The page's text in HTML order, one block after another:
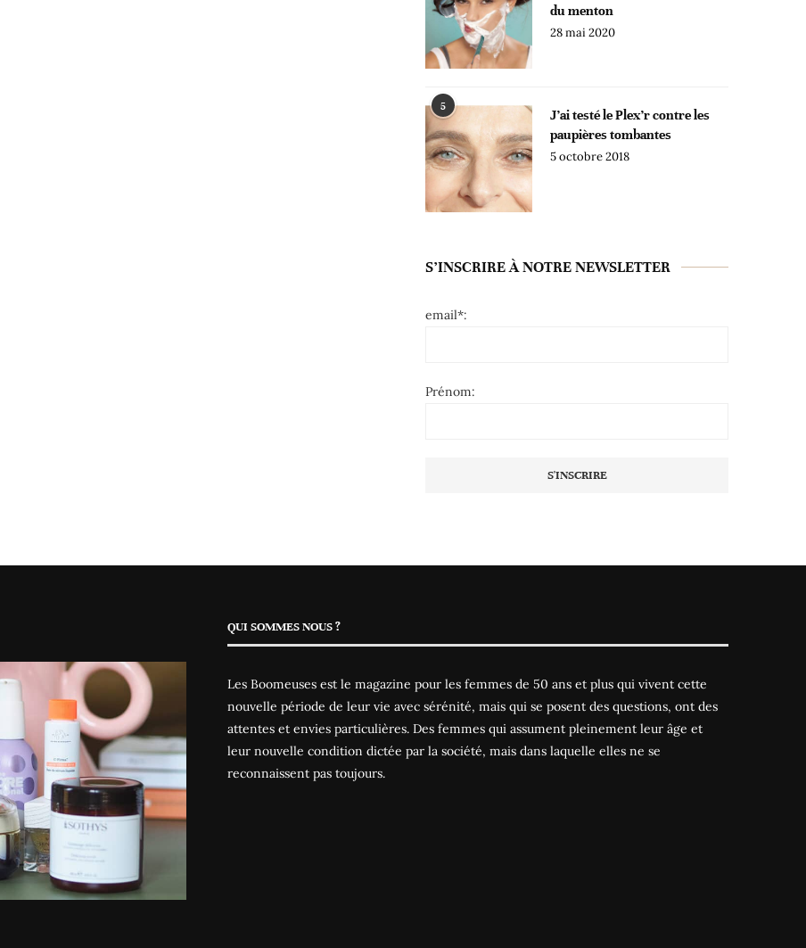
du menton
28 mai 2020
5
J’ai testé le Plex’r contre les
paupières tombantes
5 octobre 2018
S’INSCRIRE À NOTRE NEWSLETTER
email*:
Prénom:
QUI SOMMES NOUS ?
Les Boomeuses est le magazine pour les femmes de 50 ans et plus qui vivent cette
nouvelle période de leur vie avec sérénité, mais qui se posent des questions, ont des
attentes et envies particulières. Des femmes qui assument pleinement leur âge et
leur nouvelle condition dictée par la société, mais dans laquelle elles ne se
reconnaissent pas toujours.